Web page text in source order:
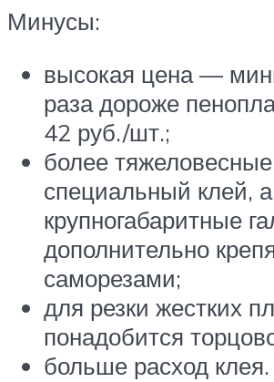
Минусы:
высокая цена —
раза дороже
42 руб./шт.;
более
специальный клей, а
крупногабаритные
дополнительно
саморезами;
для резки жестких
понадобится
больше расход клея.